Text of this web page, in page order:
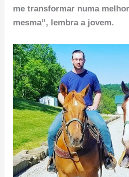
me transformar numa
mesma”, lembra a jovem.